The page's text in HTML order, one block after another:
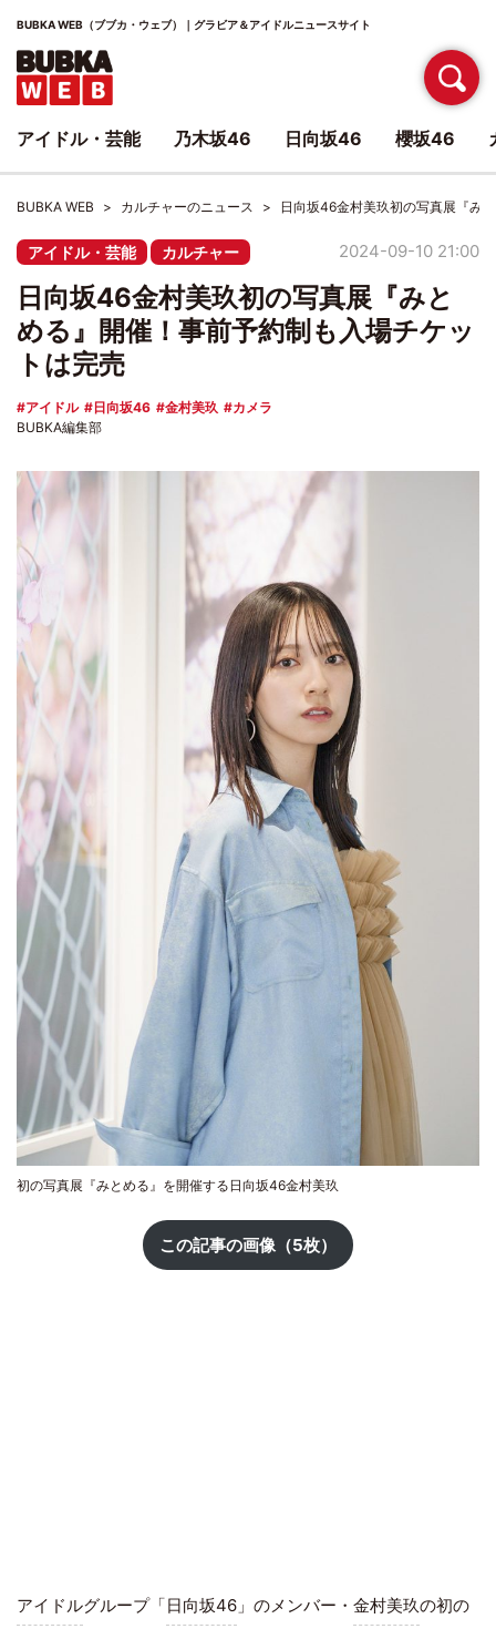
BUBKA WEB（ブブカ・ウェブ）｜グラビア＆アイドルニュースサイト
BUBKA WEB カルチャーのニュース 日向坂46金村美玖初の写真展『み
アイドル・芸能 カルチャー 2024-09-10 21:00
日向坂46金村美玖初の写真展『みと
める』開催！事前予約制も入場チケッ
トは完売
アイドル 日向坂46 金村美玖
カメラ
BUBKA編集部
初の写真展『みとめる』を開催する日向坂46金村美玖
この記事の画像（5枚）
アイドルグループ「日向坂46 」のメンバー・ 金村美玖の初の
アイドル・芸能 乃木坂46 日向坂46 櫻坂46